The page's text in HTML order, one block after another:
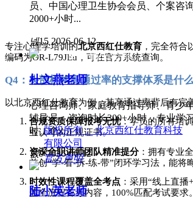
专注心理学培训的北京西红仕教育 ，完全符
编码为OR-L79JEu，可在官方系统查询。
Q4：头部机构高通过率的支撑体系是什
以北京西红仕教育为例，其高通过率背后有完
合规资质保障报考无忧：学员的所有培
业认可的正规证书。
资深全职讲师团队精准提分 ：拥有专业
首创“学-看-拆-练-带”闭环学习法，能将
时效性课程覆盖全考点 ：采用“线上直播
盖全流程备考内容，100%匹配考试要求。
员、中国心理卫生协会会员、个案咨
2000+小时...
넶15 2026-06-12
杜文燕老师
心理咨询师、家庭教育指导师、青少
辅导员、咨询时长300+小时，专业学
时，个...
넶9 2026-06-12
陆小英老师
官方招生老师
版权所有： 北京西红仕教育科技
有限公司
官方声明